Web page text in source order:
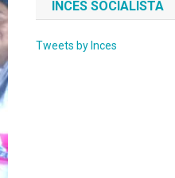
INCES SOCIALISTA
Tweets by Inces